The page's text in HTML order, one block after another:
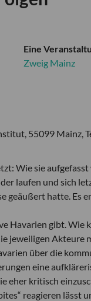
Eine
Zweig Mainz
55099 Mainz,
Wie sie
laufen und sich
geäußert hatte. Es
Havarien gibt. Wie
jeweiligen Akteure
über die
eine
eher kritisch
reagieren lässt